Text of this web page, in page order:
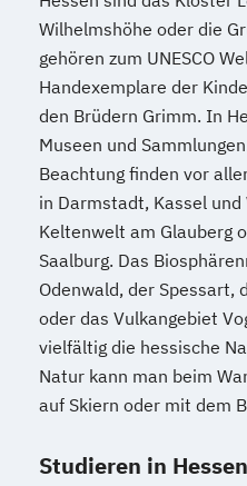
Fahrzeugtechnik
Game Development
Gestaltung
IT-Sicherheit
Informatik
Innovations- und
(M. Sc.)
Profil Anwendung
Kunststofftechnik
Leit- und
Maschinenbau
(Kurzversion)
IT-Management
Intercultural
International
Kindheits- und
Logistik und Supply
Logistikmanagement
Marketing und Sales
Learning
Pflege
Planung logistischer
Psychologie
Wilhelmshöhe oder die
gehören zum UNESCO
Handexemplare der
den Brüdern Grimm. In
Museen und
Beachtung finden vor
in Darmstadt, Kassel
Keltenwelt am Glauberg
Saalburg. Das
Odenwald, der Spessart,
oder das Vulkangebiet
vielfältig die hessische
Natur kann man beim
auf Skiern oder mit dem
Studieren in Hessen